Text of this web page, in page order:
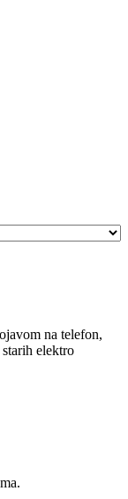
na telefon,
elektro